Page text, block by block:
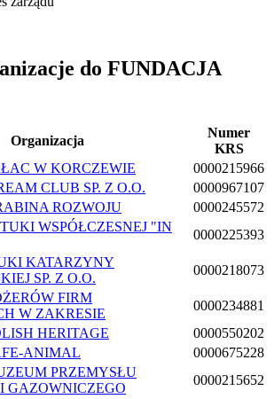
do FUNDACJA
Organizacja
Numer
KRS
W KORCZEWIE
0000215966
CLUB SP. Z O.O.
0000967107
ROZWOJU
0000245572
WSPÓŁCZESNEJ "IN
0000225393
KATARZYNY
SP. Z O.O.
0000218073
FIRM
W ZAKRESIE
0000234881
HERITAGE
0000550202
ANIMAL
0000675228
PRZEMYSŁU
GAZOWNICZEGO
0000215652